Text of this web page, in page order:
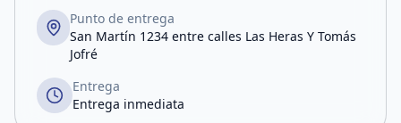
Punto de entrega
San Martín 1234 entre calles Las Heras Y Tomás
Jofré
Entrega
Entrega inmediata